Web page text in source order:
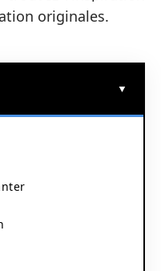
originales.